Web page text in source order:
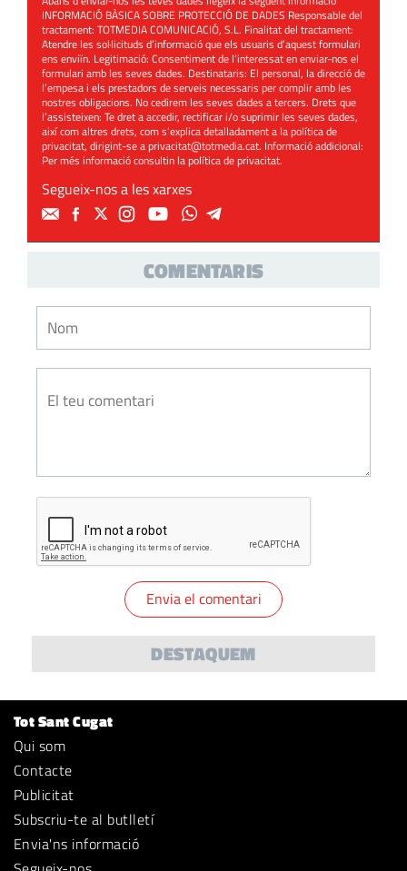
INFORMACIÓ BÀSICA SOBRE PROTECCIÓ DE DADES Responsable del
tractament: TOTMEDIA COMUNICACIÓ, S.L. Finalitat del tractament:
Atendre les sol·licituds d’informació que els usuaris d’aquest formulari
ens enviïn. Legitimació: Consentiment de l’interessat en enviar-nos el
formulari amb les seves dades. Destinataris: El personal, la direcció de
l’empesa i els prestadors de serveis necessaris per complir amb les
nostres obligacions. No cedirem les seves dades a tercers. Drets que
l’assisteixen: Te dret a accedir, rectificar i/o suprimir les seves dades,
així com altres drets, com s’explica detalladament a la política de
privacitat, dirigint-se aprivacitat@totmedia.cat. Informació addicional:
Per més informació consultin lapolítica de privacitat.
Segueix-nos a les xarxes
COMENTARIS
DESTAQUEM
Tot Sant Cugat
Qui som
Contacte
Publicitat
Subscriu-te al butlletí
Envia'ns informació